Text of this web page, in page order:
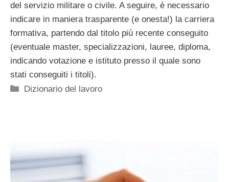
del servizio militare o civile. A seguire, è necessario
indicare in maniera trasparente (e onesta!) la carriera
formativa, partendo dal titolo più recente conseguito
(eventuale master, specializzazioni, lauree, diploma,
indicando votazione e istituto presso il quale sono
stati conseguiti i titoli).
Categorie
Dizionario del lavoro